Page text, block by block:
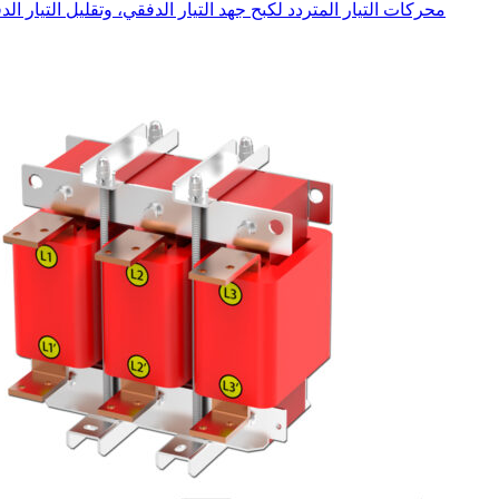
محركات التيار المتردد لكبح جهد التيار الدفقي، وتقليل التيار